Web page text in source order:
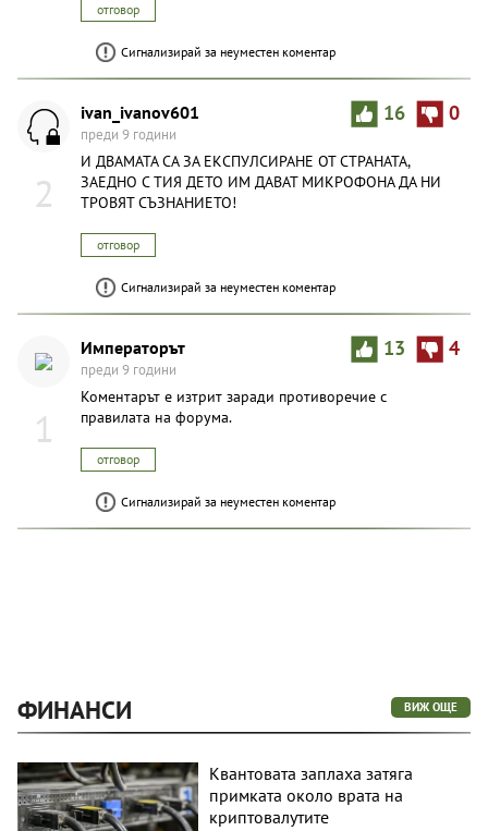
отговор
Сигнализирай за неуместен коментар
2
16 0
ivan_ivanov601
преди 9 години
И ДВАМАТА СА ЗА ЕКСПУЛСИРАНЕ ОТ СТРАНАТА,
ЗАЕДНО С ТИЯ ДЕТО ИМ ДАВАТ МИКРОФОНА ДА НИ
ТРОВЯТ СЪЗНАНИЕТО!
отговор
Сигнализирай за неуместен коментар
1
13 4
Императорът
преди 9 години
Коментарът е изтрит заради противоречие с
правилата на форума.
отговор
Сигнализирай за неуместен коментар
ФИНАНСИ ВИЖ ОЩЕ
Квантовата заплаха затяга
примката около врата на
криптовалутите